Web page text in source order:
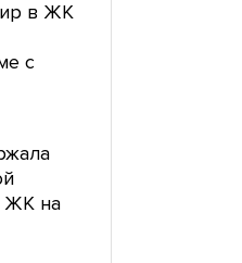
в ЖК
с
ЖК на